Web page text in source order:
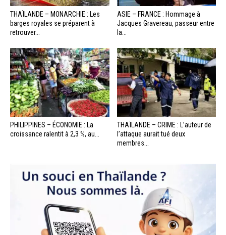
THAÏLANDE – MONARCHIE : Les
barges royales se préparent à
retrouver...
ASIE – FRANCE : Hommage à
Jacques Gravereau, passeur entre
la...
PHILIPPINES – ÉCONOMIE : La
croissance ralentit à 2,3 %, au...
THAÏLANDE – CRIME : L’auteur de
l’attaque aurait tué deux
membres...